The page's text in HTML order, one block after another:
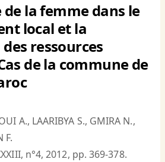
de la femme dans le
local et la
ressources
de la commune de
A., LAARIBYA S., GMIRA N.,
F.
n°4, 2012, pp. 369-378.